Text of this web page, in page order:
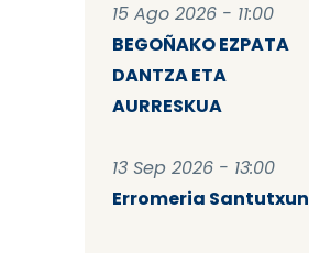
15 Ago 2026 - 11:00
BEGOÑAKO EZPATA
DANTZA ETA
AURRESKUA
13 Sep 2026 - 13:00
Erromeria Santutxun